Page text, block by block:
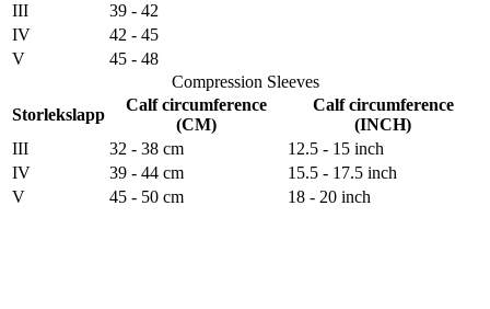
III
39 - 42
IV
42 - 45
V
45 - 48
Compression Sleeves
Storlekslapp
Calf circumference
(CM)
Calf circumference
(INCH)
III
32 - 38 cm
12.5 - 15 inch
IV
39 - 44 cm
15.5 - 17.5 inch
V
45 - 50 cm 18 - 20 inch